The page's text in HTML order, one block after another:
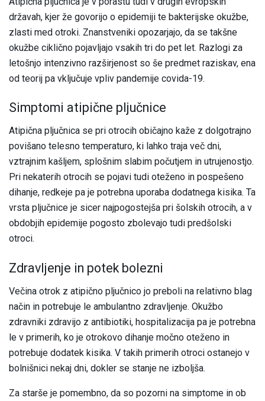
državah, kjer že govorijo o epidemiji te bakterijske okužbe,
zlasti med otroki. Znanstveniki opozarjajo, da se takšne
okužbe ciklično pojavljajo vsakih tri do pet let. Razlogi za
letošnjo intenzivno razširjenost so še predmet raziskav, ena
od teorij pa vključuje vpliv pandemije covida-19.
Simptomi atipične pljučnice
Atipična pljučnica se pri otrocih običajno kaže z dolgotrajno
povišano telesno temperaturo, ki lahko traja več dni,
vztrajnim kašljem, splošnim slabim počutjem in utrujenostjo.
Pri nekaterih otrocih se pojavi tudi oteženo in pospešeno
dihanje, redkeje pa je potrebna uporaba dodatnega kisika. Ta
vrsta pljučnice je sicer najpogostejša pri šolskih otrocih, a v
obdobjih epidemije pogosto zbolevajo tudi predšolski
otroci.
Zdravljenje in potek bolezni
Večina otrok z atipično pljučnico jo preboli na relativno blag
način in potrebuje le ambulantno zdravljenje. Okužbo
zdravniki zdravijo z antibiotiki, hospitalizacija pa je potrebna
le v primerih, ko je otrokovo dihanje močno oteženo in
potrebuje dodatek kisika. V takih primerih otroci ostanejo v
bolnišnici nekaj dni, dokler se stanje ne izboljša.
Za starše je pomembno, da so pozorni na simptome in ob